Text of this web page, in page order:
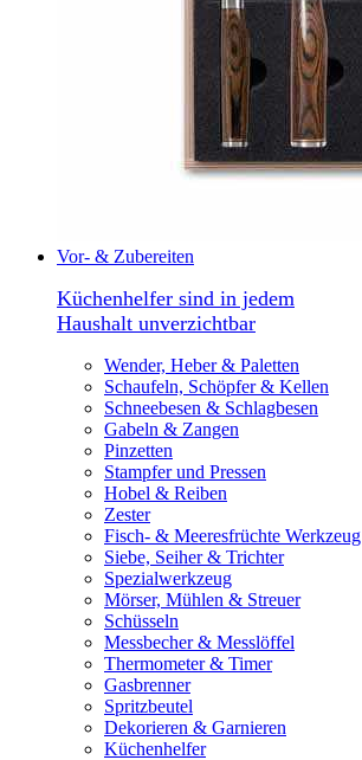
Vor- & Zubereiten
Küchenhelfer sind in jedem
Haushalt unverzichtbar
Wender, Heber & Paletten
Schaufeln, Schöpfer & Kellen
Schneebesen & Schlagbesen
Gabeln & Zangen
Pinzetten
Stampfer und Pressen
Hobel & Reiben
Zester
Fisch- & Meeresfrüchte Werkzeug
Siebe, Seiher & Trichter
Spezialwerkzeug
Mörser, Mühlen & Streuer
Schüsseln
Messbecher & Messlöffel
Thermometer & Timer
Gasbrenner
Spritzbeutel
Dekorieren & Garnieren
Küchenhelfer